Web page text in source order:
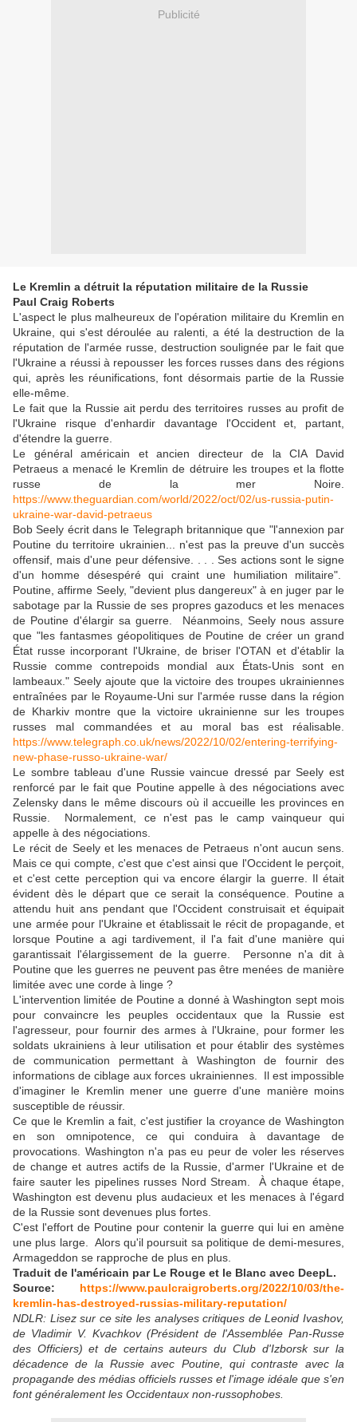
Publicité
Le Kremlin a détruit la réputation militaire de la Russie
Paul Craig Roberts
L'aspect le plus malheureux de l'opération militaire du Kremlin en
Ukraine, qui s'est déroulée au ralenti, a été la destruction de la
réputation de l'armée russe, destruction soulignée par le fait que
l'Ukraine a réussi à repousser les forces russes dans des régions
qui, après les réunifications, font désormais partie de la Russie
elle-même.
Le fait que la Russie ait perdu des territoires russes au profit de
l'Ukraine risque d'enhardir davantage l'Occident et, partant,
d'étendre la guerre.
Le général américain et ancien directeur de la CIA David
Petraeus a menacé le Kremlin de détruire les troupes et la flotte
russe de la mer Noire.
https://www.theguardian.com/world/2022/oct/02/us-russia-putin-
ukraine-war-david-petraeus
Bob Seely écrit dans le Telegraph britannique que "l'annexion par
Poutine du territoire ukrainien... n'est pas la preuve d'un succès
offensif, mais d'une peur défensive. . . . Ses actions sont le signe
d'un homme désespéré qui craint une humiliation militaire".
Poutine, affirme Seely, "devient plus dangereux" à en juger par le
sabotage par la Russie de ses propres gazoducs et les menaces
de Poutine d'élargir sa guerre. Néanmoins, Seely nous assure
que "les fantasmes géopolitiques de Poutine de créer un grand
État russe incorporant l'Ukraine, de briser l'OTAN et d'établir la
Russie comme contrepoids mondial aux États-Unis sont en
lambeaux." Seely ajoute que la victoire des troupes ukrainiennes
entraînées par le Royaume-Uni sur l'armée russe dans la région
de Kharkiv montre que la victoire ukrainienne sur les troupes
russes mal commandées et au moral bas est réalisable.
https://www.telegraph.co.uk/news/2022/10/02/entering-terrifying-
new-phase-russo-ukraine-war/
Le sombre tableau d'une Russie vaincue dressé par Seely est
renforcé par le fait que Poutine appelle à des négociations avec
Zelensky dans le même discours où il accueille les provinces en
Russie. Normalement, ce n'est pas le camp vainqueur qui
appelle à des négociations.
Le récit de Seely et les menaces de Petraeus n'ont aucun sens.
Mais ce qui compte, c'est que c'est ainsi que l'Occident le perçoit,
et c'est cette perception qui va encore élargir la guerre. Il était
évident dès le départ que ce serait la conséquence. Poutine a
attendu huit ans pendant que l'Occident construisait et équipait
une armée pour l'Ukraine et établissait le récit de propagande, et
lorsque Poutine a agi tardivement, il l'a fait d'une manière qui
garantissait l'élargissement de la guerre. Personne n'a dit à
Poutine que les guerres ne peuvent pas être menées de manière
limitée avec une corde à linge ?
L'intervention limitée de Poutine a donné à Washington sept mois
pour convaincre les peuples occidentaux que la Russie est
l'agresseur, pour fournir des armes à l'Ukraine, pour former les
soldats ukrainiens à leur utilisation et pour établir des systèmes
de communication permettant à Washington de fournir des
informations de ciblage aux forces ukrainiennes. Il est impossible
d'imaginer le Kremlin mener une guerre d'une manière moins
susceptible de réussir.
Ce que le Kremlin a fait, c'est justifier la croyance de Washington
en son omnipotence, ce qui conduira à davantage de
provocations. Washington n'a pas eu peur de voler les réserves
de change et autres actifs de la Russie, d'armer l'Ukraine et de
faire sauter les pipelines russes Nord Stream. À chaque étape,
Washington est devenu plus audacieux et les menaces à l'égard
de la Russie sont devenues plus fortes.
C'est l'effort de Poutine pour contenir la guerre qui lui en amène
une plus large. Alors qu'il poursuit sa politique de demi-mesures,
Armageddon se rapproche de plus en plus.
Traduit de l'américain par Le Rouge et le Blanc avec DeepL.
Source: https://www.paulcraigroberts.org/2022/10/03/the-
kremlin-has-destroyed-russias-military-reputation/
NDLR: Lisez sur ce site les analyses critiques de Leonid Ivashov,
de Vladimir V. Kvachkov (Président de l'Assemblée Pan-Russe
des Officiers) et de certains auteurs du Club d'Izborsk sur la
décadence de la Russie avec Poutine, qui contraste avec la
propagande des médias officiels russes et l'image idéale que s'en
font généralement les Occidentaux non-russophobes.